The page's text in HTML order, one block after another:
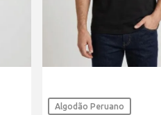
Algodão Peruano